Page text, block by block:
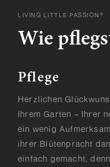
LIVING LITTLE PASSION®
Wie
Pflege
Herzlichen
Ihrem Garten – Ihrer
ein wenig
ihrer Blütenpracht
einfach gemacht,